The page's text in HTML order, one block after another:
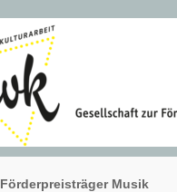
Förderpreisträger Musik